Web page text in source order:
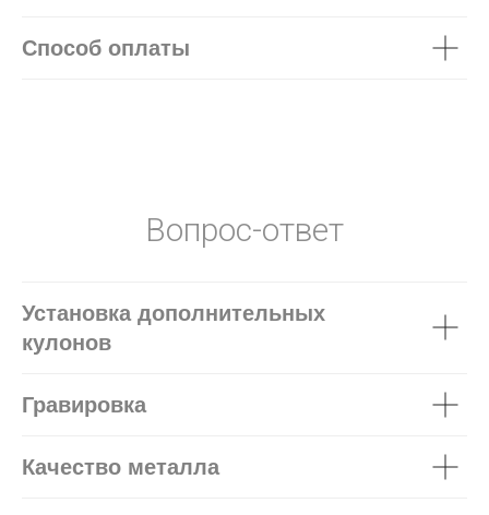
Способ оплаты
Вопрос-ответ
Установка дополнительных
кулонов
Гравировка
Качество металла